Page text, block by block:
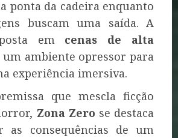
ponta da cadeira enquanto
buscam uma saída. A
em cenas de alta
um ambiente opressor para
experiência imersiva.
que mescla ficção
Zona Zero se destaca
as consequências de um